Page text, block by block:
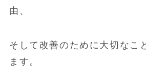
由、
そして改善のために大切なこ
ます。